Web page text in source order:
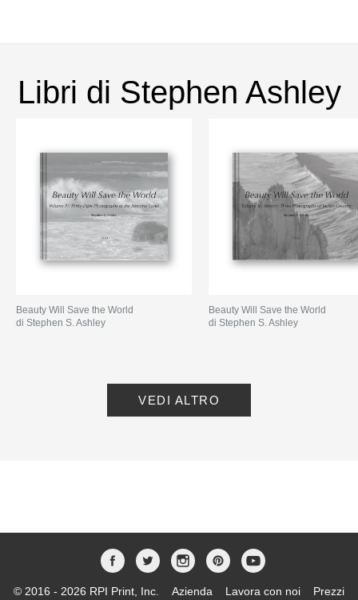
Libri di Stephen Ashley
Beauty Will Save the World
di Stephen S. Ashley
Beauty Will Save the World
di Stephen S. Ashley
VEDI ALTRO
© 2016 - 2026 RPI Print, Inc. Azienda Lavora con noi Prezzi